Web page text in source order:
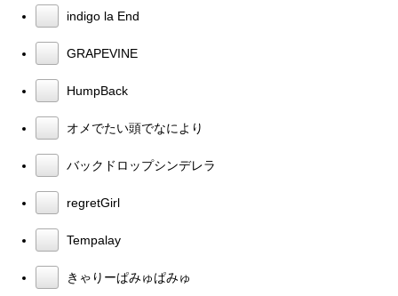
indigo la End
GRAPEVINE
HumpBack
オメでたい頭でなにより
バックドロップシンデレラ
regretGirl
Tempalay
きゃりーぱみゅぱみゅ